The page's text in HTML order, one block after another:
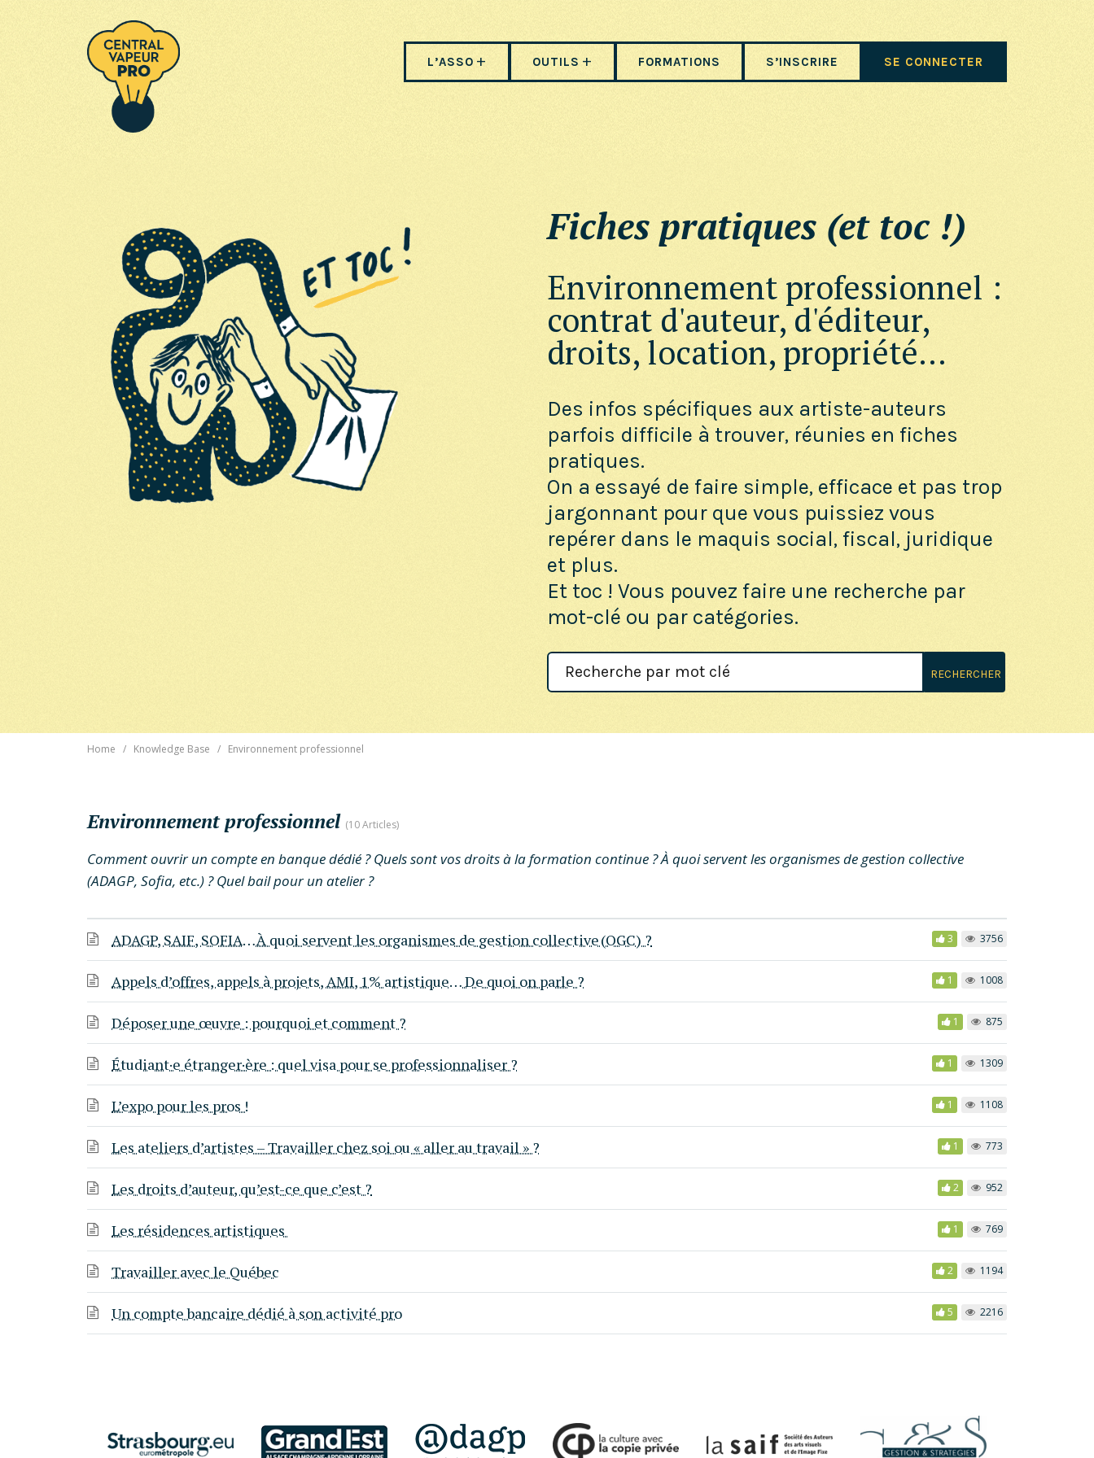
L’ASSO OUTILS FORMATIONS S’INSCRIRE SE CONNECTER
Fiches pratiques (et toc !)
Environnement professionnel :
contrat d'auteur, d'éditeur,
droits, location, propriété...
Des infos spécifiques aux artiste-auteurs
parfois difficile à trouver, réunies en fiches
pratiques.
On a essayé de faire simple, efficace et pas trop
jargonnant pour que vous puissiez vous
repérer dans le maquis social, fiscal, juridique
et plus.
Et toc ! Vous pouvez faire une recherche par
mot-clé ou par catégories.
For
RECHERCHER
Home Knowledge Base Environnement professionnel
Environnement professionnel 10 Articles
Comment ouvrir un compte en banque dédié ? Quels sont vos droits à la formation continue ? À quoi servent les organismes de gestion collective
(ADAGP, Sofia, etc.) ? Quel bail pour un atelier ?
ADAGP, SAIF, SOFIA… À quoi servent les organismes de gestion collective (OGC) ? 3 3756
Appels d’offres, appels à projets, AMI, 1% artistique… De quoi on parle ? 1 1008
Déposer une œuvre : pourquoi et comment ? 1 875
Étudiant·e étranger·ère : quel visa pour se professionnaliser ? 1 1309
L’expo pour les pros ! 1 1108
Les ateliers d’artistes – Travailler chez soi ou « aller au travail » ? 1 773
Les droits d’auteur, qu’est-ce que c’est ? 2 952
Les résidences artistiques 1 769
Travailler avec le Québec 2 1194
Un compte bancaire dédié à son activité pro 5 2216